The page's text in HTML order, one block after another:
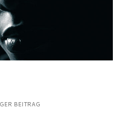
BEITRAG